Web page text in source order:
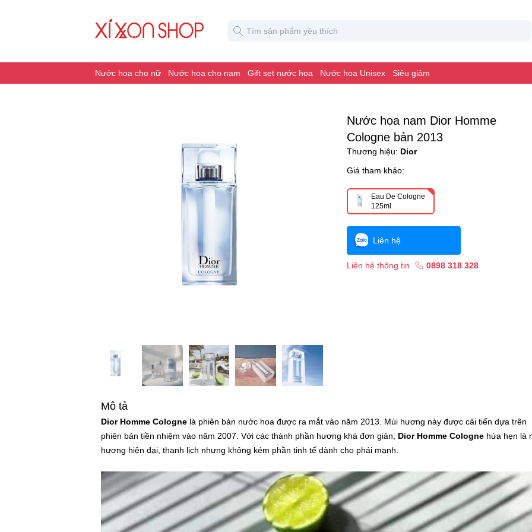
Nước hoa cho nữ Nước hoa cho nam Gift set nước hoa Nước hoa Unisex Siêu giảm
Nước hoa nam Dior Homme
Cologne bản 2013
Thương hiệu: Dior
Giá tham khảo:
Eau De Cologne
125ml
Liên hệ
Liên hệ thông tin 0898 318 328
Mô tả
Dior Homme Cologne là phiên bản nước hoa được ra mắt vào năm 2013. Mùi hương này được cải tiến dựa trên
phiên bản tiền nhiệm vào năm 2007. Với các thành phần hương khá đơn giản, Dior Homme Cologne hứa hẹn là
hương hiện đại, thanh lịch nhưng không kém phần tinh tế dành cho phái mạnh.